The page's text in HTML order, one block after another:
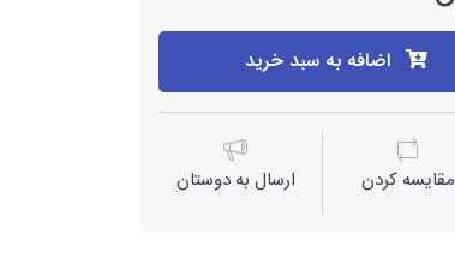
اضافه به سبد خرید
مقايسه كردن ارسال به دوستان